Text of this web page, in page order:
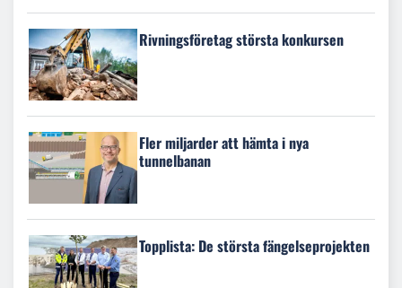
Rivningsföretag största konkursen
Fler miljarder att hämta i nya
tunnelbanan
Topplista: De största fängelseprojekten